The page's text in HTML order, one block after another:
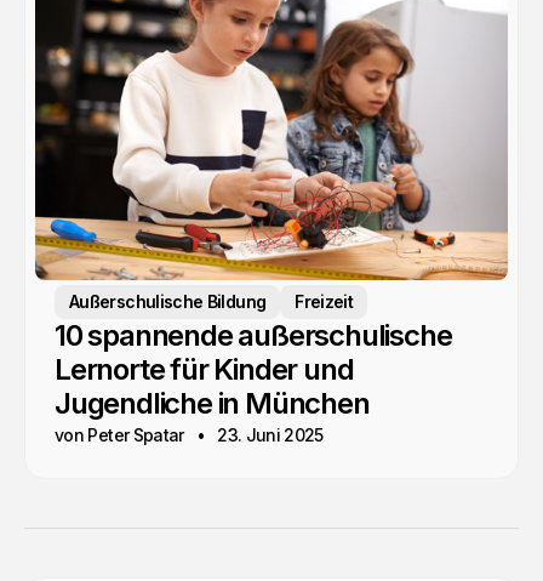
Außerschulische Bildung Freizeit
10 spannende außerschulische
Lernorte für Kinder und
Jugendliche in München
von Peter Spatar 23. Juni 2025